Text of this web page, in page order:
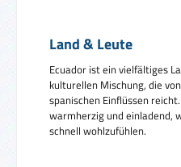
Land & Leute
Ecuador ist ein vielfältiges
kulturellen Mischung, die
spanischen Einflüssen
warmherzig und einladend,
schnell wohlzufühlen.